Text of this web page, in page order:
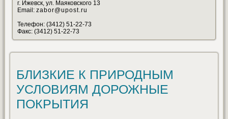
г. Ижевск, ул. Маяковского 13
Email: zabor@upost.ru
Телефон: (3412) 51-22-73
Факс: (3412) 51-22-73
БЛИЗКИЕ К ПРИРОДНЫМ
УСЛОВИЯМ ДОРОЖНЫЕ
ПОКРЫТИЯ